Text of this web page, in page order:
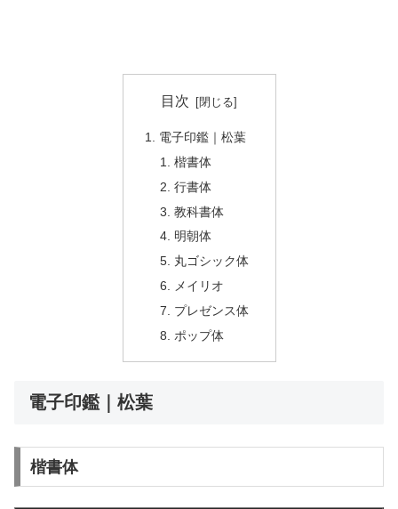
目次
電子印鑑｜松葉
楷書体
行書体
教科書体
明朝体
丸ゴシック体
メイリオ
プレゼンス体
ポップ体
電子印鑑｜松葉
楷書体